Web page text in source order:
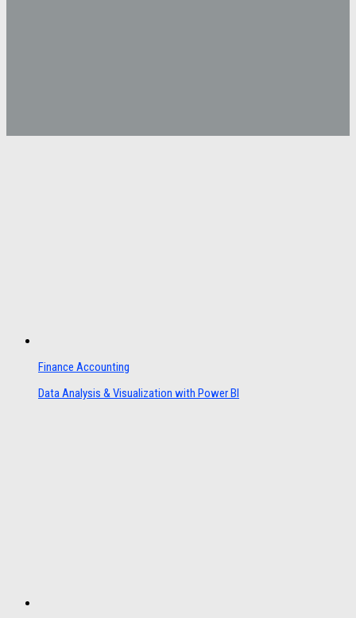
Finance Accounting
Data Analysis & Visualization with Power BI